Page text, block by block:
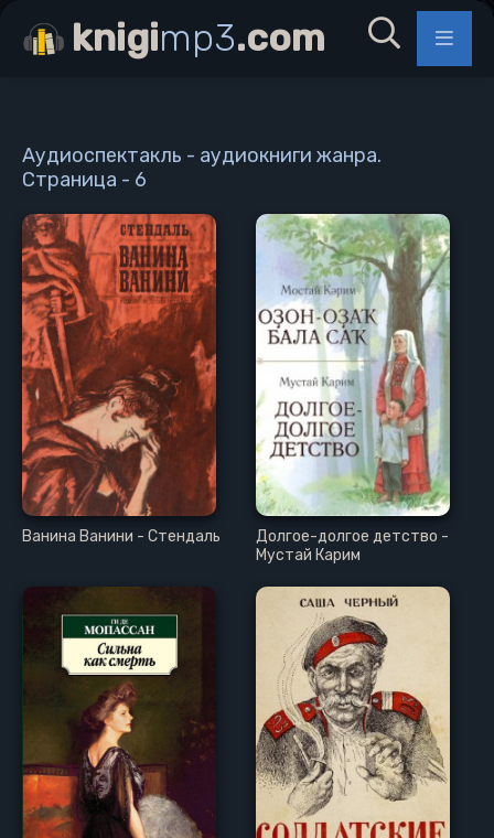
Аудиоспектакль - аудиокниги жанра.
Страница - 6
Ванина Ванини - Стендаль
Долгое-долгое детство -
Мустай Карим
knigimp3.com